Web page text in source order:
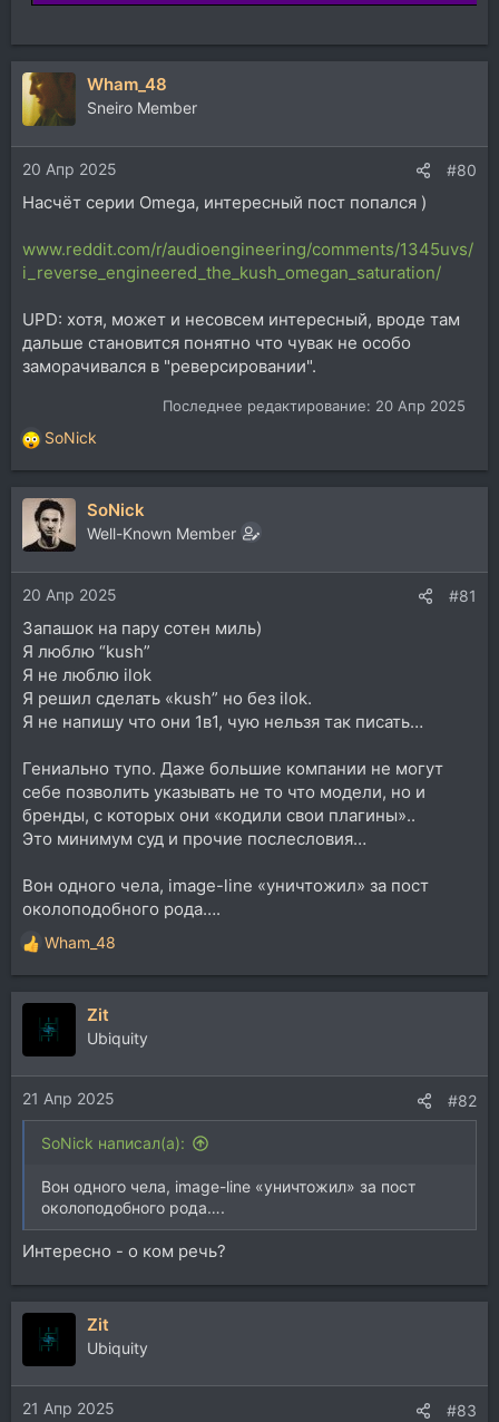
Wham_48
Sneiro Member
20 Апр 2025 #80
Насчёт серии Omega, интересный пост попался )
www.reddit.com/r/audioengineering/comments/1345uvs/
i_reverse_engineered_the_kush_omegan_saturation/
UPD: хотя, может и несовсем интересный, вроде там
дальше становится понятно что чувак не особо
заморачивался в "реверсировании".
Последнее редактирование: 20 Апр 2025
Р
е
а
и
и
:
SoNick
SoNick
Well-Known Member
20 Апр 2025 #81
Запашок на пару сотен миль)
Я люблю “kush”
Я не люблю ilok
Я решил сделать «kush” но без ilok.
Я не напишу что они 1в1, чую нельзя так писать…
Гениально тупо. Даже большие компании не могут
себе позволить указывать не то что модели, но и
бренды, с которых они «кодили свои плагины»..
Это минимум суд и прочие послесловия…
Вон одного чела, image-line «уничтожил» за пост
околоподобного рода….
Р
е
а
и
и
:
Wham_48
Zit
Ubiquity
21 Апр 2025 #82
SoNick написал(а):
Вон одного чела, image-line «уничтожил» за пост
околоподобного рода….
Интересно - о ком речь?
Zit
Ubiquity
21 Апр 2025 #83